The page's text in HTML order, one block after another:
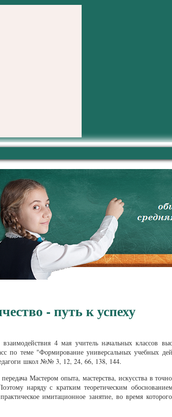
- путь к успеху
взаимодействия 4 мая учитель начальных классов
по теме "Формирование универсальных учебных
школ №№ 3, 12, 24, 66, 138, 144.
Мастером опыта, мастерства, искусства в
наряду с кратким теоретическим
имитационное занятие, во время